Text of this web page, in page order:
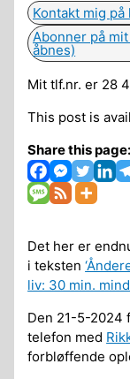
Kontakt mig
Abonner på
åbnes)
Mit tlf.nr. er 28
This post is
Share this page:
Det her er
i teksten
liv: 30 min.
Den 21-5-2024
telefon med
forbløffende